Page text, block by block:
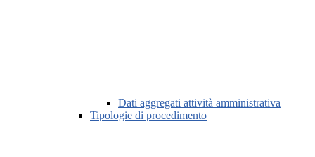
Dati aggregati attività amministrativa
Tipologie di procedimento